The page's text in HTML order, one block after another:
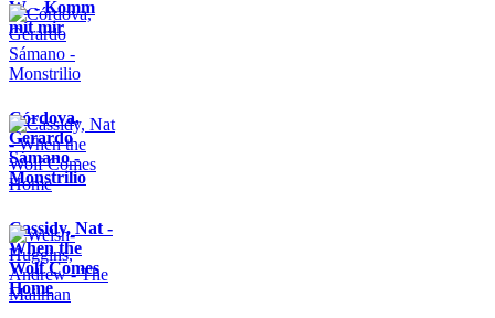
W. - Komm
mit mir
Córdova,
Gerardo
Sámano -
Monstrilio
Cassidy, Nat -
When the
Wolf Comes
Home